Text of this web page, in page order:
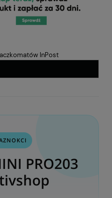
InPost
PRO203